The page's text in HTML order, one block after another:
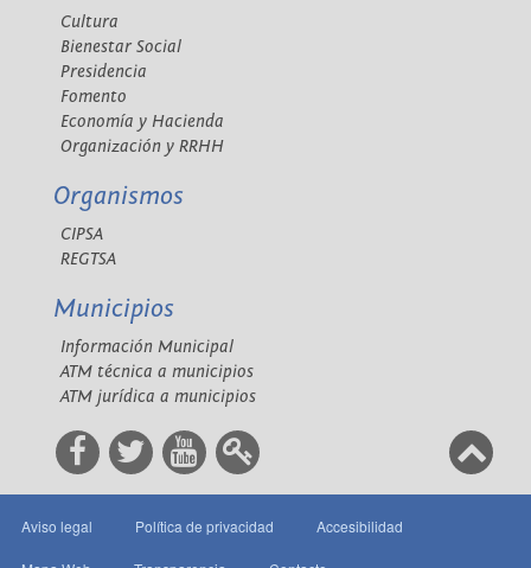
Cultura
Bienestar Social
Presidencia
Fomento
Economía y Hacienda
Organización y RRHH
Organismos
CIPSA
REGTSA
Municipios
Información Municipal
ATM técnica a municipios
ATM jurídica a municipios
Aviso legal Política de privacidad Accesibilidad